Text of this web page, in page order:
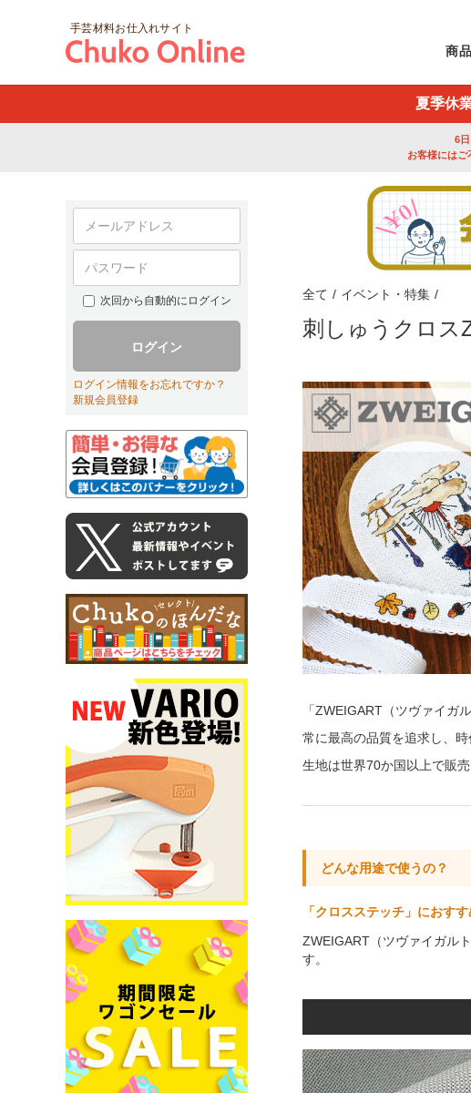
手芸材料お仕入れサイト
商
夏季休
6
お客様にはご
次回から自動的にログイン
ログイン
ログイン情報をお忘れですか？
新規会員登録
全て / イベント・特集 /
刺しゅうクロス
「ZWEIGART（ツヴァイガ
常に最高の品質を追求し、
生地は世界70か国以上で販
どんな用途で使うの？
「クロスステッチ」におすす
ZWEIGART（ツヴァイガル
す。